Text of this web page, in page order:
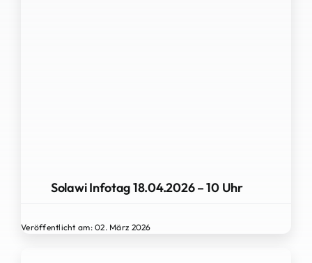
Solawi Infotag 18.04.2026 – 10 Uhr
Veröffentlicht am: 02. März 2026